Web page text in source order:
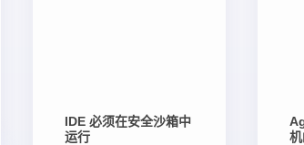
IDE 必须在安全沙箱中
运行